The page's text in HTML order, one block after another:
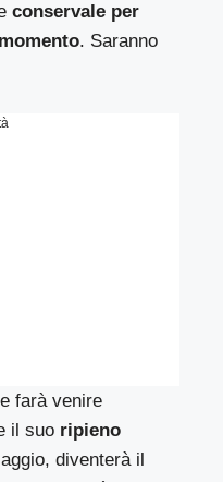
conservale per
. Saranno
farà venire
il suo ripieno
diventerà il